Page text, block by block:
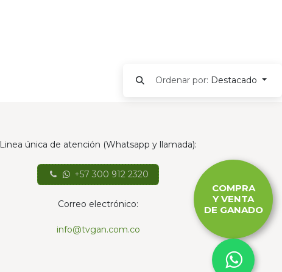
Ordenar por: Destacado
Linea única de atención (Whatsapp y llamada):
+57 300 912 2320
Correo electrónico:
info@tvgan.com.co
COMPRA
Y VENTA
DE GANADO